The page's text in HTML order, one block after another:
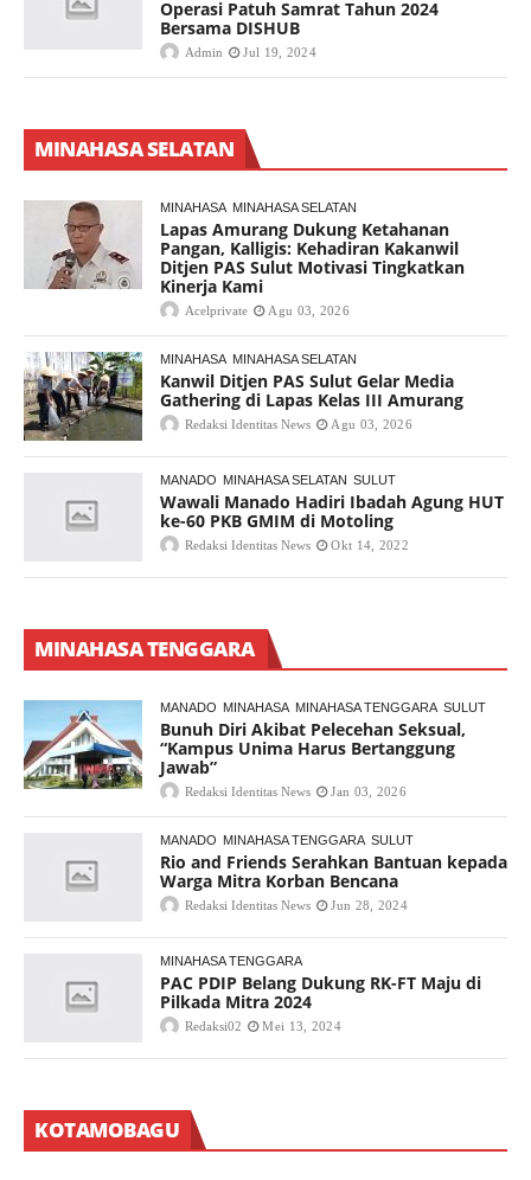
Operasi Patuh Samrat Tahun 2024
Bersama DISHUB
Admin Jul 19, 2024
MINAHASA SELATAN
MINAHASA MINAHASA SELATAN
Lapas Amurang Dukung Ketahanan
Pangan, Kalligis: Kehadiran Kakanwil
Ditjen PAS Sulut Motivasi Tingkatkan
Kinerja Kami
Acelprivate Agu 03, 2026
MINAHASA MINAHASA SELATAN
Kanwil Ditjen PAS Sulut Gelar Media
Gathering di Lapas Kelas III Amurang
Redaksi Identitas News Agu 03, 2026
MANADO MINAHASA SELATAN SULUT
Wawali Manado Hadiri Ibadah Agung HUT
ke-60 PKB GMIM di Motoling
Redaksi Identitas News Okt 14, 2022
MINAHASA TENGGARA
MANADO MINAHASA MINAHASA TENGGARA SULUT
Bunuh Diri Akibat Pelecehan Seksual,
“Kampus Unima Harus Bertanggung
Jawab”
Redaksi Identitas News Jan 03, 2026
MANADO MINAHASA TENGGARA SULUT
Rio and Friends Serahkan Bantuan kepada
Warga Mitra Korban Bencana
Redaksi Identitas News Jun 28, 2024
MINAHASA TENGGARA
PAC PDIP Belang Dukung RK-FT Maju di
Pilkada Mitra 2024
Redaksi02 Mei 13, 2024
KOTAMOBAGU